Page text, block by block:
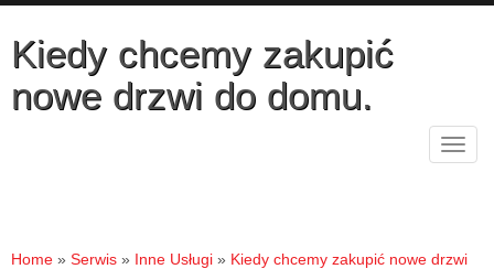
Kiedy chcemy zakupić
nowe drzwi do domu.
Home » Serwis » Inne Usługi » Kiedy chcemy zakupić nowe drzwi